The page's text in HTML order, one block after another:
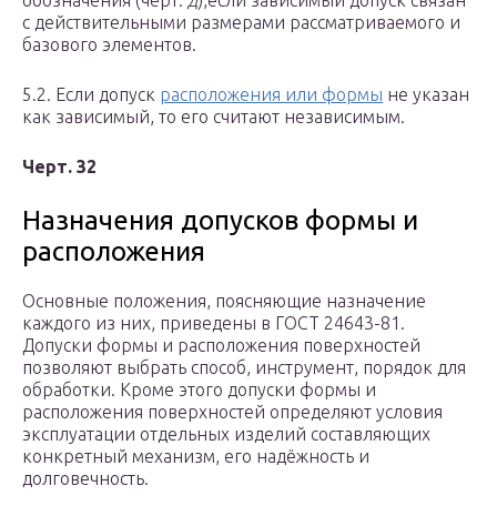
с действительными размерами рассматриваемого и
базового элементов.
5.2. Если допуск расположения или формы не указан
как зависимый, то его считают независимым.
Черт. 32
Назначения допусков формы и
расположения
Основные положения, поясняющие назначение
каждого из них, приведены в ГОСТ 24643-81.
Допуски формы и расположения поверхностей
позволяют выбрать способ, инструмент, порядок для
обработки. Кроме этого допуски формы и
расположения поверхностей определяют условия
эксплуатации отдельных изделий составляющих
конкретный механизм, его надёжность и
долговечность.